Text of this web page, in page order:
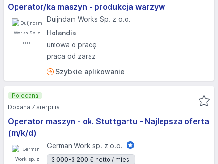
Operator/ka maszyn - produkcja warzyw
Duijndam Works Sp. z o.o.
Holandia
umowa o pracę
praca od zaraz
Szybkie aplikowanie
Operator maszyn - ok. Stuttgartu - Najlepsza oferta
(m/k/d)
German Work sp. z o.o.
3 000-3 200 € netto / mies.
Polecana
Dodana 7 sierpnia